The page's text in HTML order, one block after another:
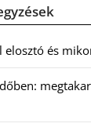
elosztó és